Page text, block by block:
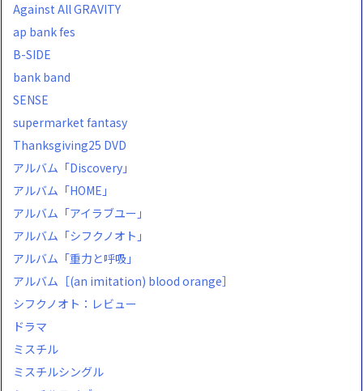
Against All GRAVITY
ap bank fes
B-SIDE
bank band
SENSE
supermarket fantasy
Thanksgiving25 DVD
アルバム「Discovery」
アルバム「HOME」
アルバム「アイラブユー」
アルバム「シフクノオト」
アルバム「重力と呼吸」
アルバム［(an imitation) blood orange］
シフクノオト：レビュー
ドラマ
ミスチル
ミスチルシングル